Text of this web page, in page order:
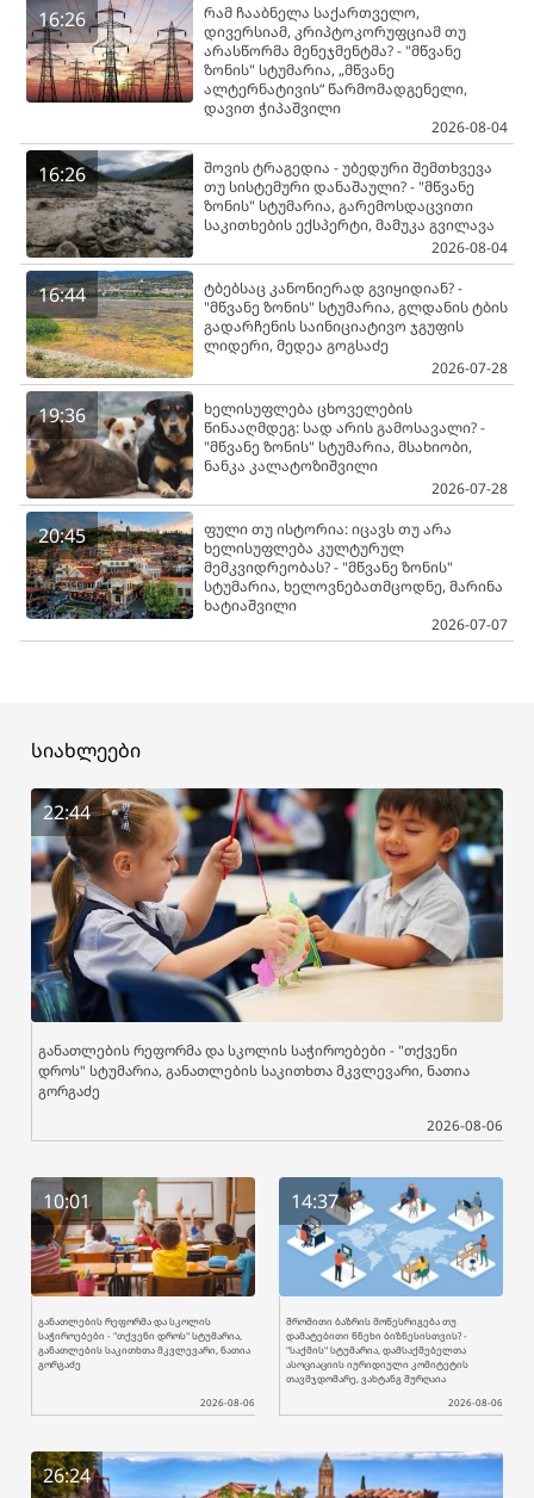
16:26
რამ ჩააბნელა საქართველო,
დივერსიამ, კრიპტოკორუფციამ თუ
არასწორმა მენეჯმენტმა? - "მწვანე
ზონის" სტუმარია, „მწვანე
ალტერნატივის“ წარმომადგენელი,
დავით ჭიპაშვილი
2026-08-04
16:26
შოვის ტრაგედია - უბედური შემთხვევა
თუ სისტემური დანაშაული? - "მწვანე
ზონის" სტუმარია, გარემოსდაცვითი
საკითხების ექსპერტი, მამუკა გვილავა
2026-08-04
16:44
ტბებსაც კანონიერად გვიყიდიან? -
"მწვანე ზონის" სტუმარია, გლდანის ტბის
გადარჩენის საინიციატივო ჯგუფის
ლიდერი, მედეა გოგსაძე
2026-07-28
19:36
ხელისუფლება ცხოველების
წინააღმდეგ: სად არის გამოსავალი? -
"მწვანე ზონის" სტუმარია, მსახიობი,
ნანკა კალატოზიშვილი
2026-07-28
20:45
ფული თუ ისტორია: იცავს თუ არა
ხელისუფლება კულტურულ
მემკვიდრეობას? - "მწვანე ზონის"
სტუმარია, ხელოვნებათმცოდნე, მარინა
ხატიაშვილი
2026-07-07
სიახლეები
22:44
განათლების რეფორმა და სკოლის საჭიროებები - "თქვენი
დროს" სტუმარია, განათლების საკითხთა მკვლევარი, ნათია
გორგაძე
2026-08-06
10:01
განათლების რეფორმა და სკოლის
საჭიროებები - "თქვენი დროს" სტუმარია,
განათლების საკითხთა მკვლევარი, ნათია
გორგაძე
2026-08-06
14:37
შრომითი ბაზრის მოწესრიგება თუ
დამატებითი წნეხი ბიზნესისთვის? -
"საქმის" სტუმარია, დამსაქმებელთა
ასოციაციის იურიდიული კომიტეტის
თავმჯდომარე, ვახტანგ შურღაია
2026-08-06
26:24